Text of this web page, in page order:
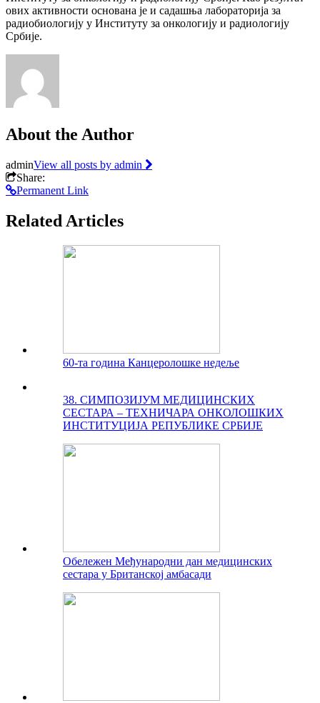
ових активности основана је и садашња лабораторија за
радиобиологију у Институту за онкологију и радиологију
Србије.
About the Author
adminView all posts by admin
Share:
Permanent Link
Related Articles
60-та година Канцеролошке недеље
38. СИМПОЗИЈУМ МЕДИЦИНСКИХ
СЕСТАРА – ТЕХНИЧАРА ОНКОЛОШКИХ
ИНСТИТУЦИЈА РЕПУБЛИКЕ СРБИЈЕ
Обележен Међународни дан медицинских
сестара у Британској амбасади